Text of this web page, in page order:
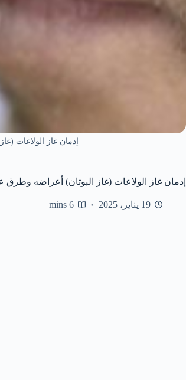
إدمان غاز الولاعات
إدمان غاز الولاعات (غاز البوتان) أعراضه وطرق
19 يناير، 2025 6 mins